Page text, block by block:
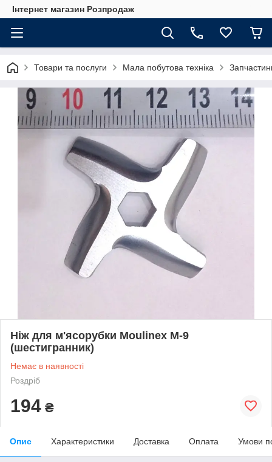
Інтернет магазин Розпродаж
Товари та послуги Мала побутова техніка
Ніж для м'ясорубки Moulinex M-9
(шестигранник)
Немає в наявності
Роздріб
194 ₴
Опис Характеристики Доставка Оплата Умови